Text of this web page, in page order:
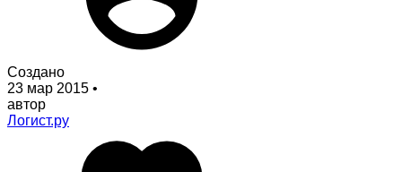
Создано
23 мар 2015 •
автор
Логист.ру